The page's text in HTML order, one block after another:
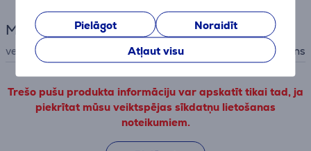
Pielāgot
Noraidīt
Atļaut visu
Matu kopšana
veids fēns
Trešo pušu produkta informāciju var apskatīt tikai tad, ja
piekrītat mūsu veiktspējas sīkdatņu lietošanas
noteikumiem.